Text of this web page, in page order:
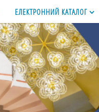
ЕЛЕКТРОННИЙ КАТАЛОГ